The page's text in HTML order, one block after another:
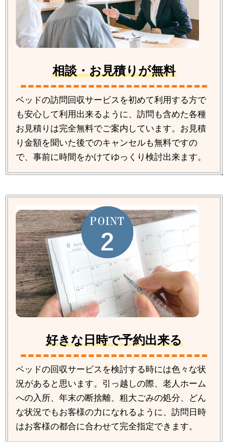
相談・お見積りが無料
ベッドの訪問回収サービスを初めて利用する方で
も安心して利用出来るように、訪問も含めた各種
お見積りは完全無料でご案内しています。お見積
り金額を聞いた後でのキャンセルも無料ですの
で、事前に時間をかけてゆっくり検討出来ます。
好きな日時で予約出来る
ベッドの回収サービスを検討する時には色々な状
況があると思います。引っ越しの際、老人ホーム
への入所、年末の断捨離、粗大ごみの処分、どん
な状況でもお客様の力になれるように、訪問日時
はお客様の都合に合わせて完全指定できます。